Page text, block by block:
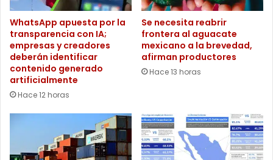
WhatsApp apuesta por la
transparencia con IA;
empresas y creadores
deberán identificar
contenido generado
artificialmente
Hace 12 horas
Se necesita reabrir
frontera al aguacate
mexicano a la brevedad,
afirman productores
Hace 13 horas